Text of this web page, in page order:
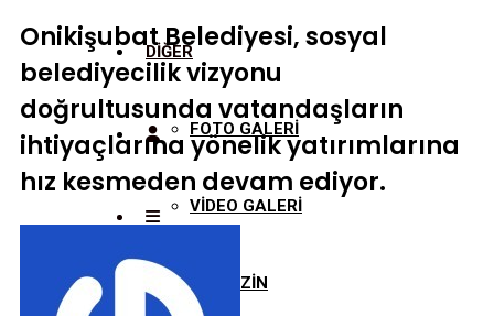
DİĞER
FOTO GALERİ
VİDEO GALERİ
MAGAZİN
Onikişubat Belediyesi, sosyal
belediyecilik vizyonu
doğrultusunda vatandaşların
ihtiyaçlarına yönelik yatırımlarına
hız kesmeden devam ediyor.